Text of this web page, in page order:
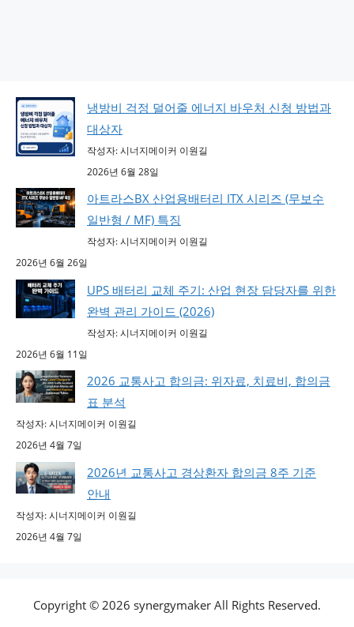
냉방비 걱정 덜어줄 에너지 바우처 신청 방법과
대상자
작성자: 시너지메이커 이원길
2026년 6월 28일
아트라스BX 산업용배터리 ITX 시리즈 (무보수
일반형 / MF) 특징
작성자: 시너지메이커 이원길
2026년 6월 26일
UPS 배터리 교체 주기: 산업 현장 담당자를 위한
완벽 관리 가이드 (2026)
작성자: 시너지메이커 이원길
2026년 6월 11일
2026 교통사고 합의금: 위자료, 치료비, 합의금
표 분석
작성자: 시너지메이커 이원길
2026년 4월 7일
2026년 교통사고 경상환자 합의금 8주 기준
안내
작성자: 시너지메이커 이원길
2026년 4월 7일
Copyright © 2026 synergymaker All Rights Reserved.